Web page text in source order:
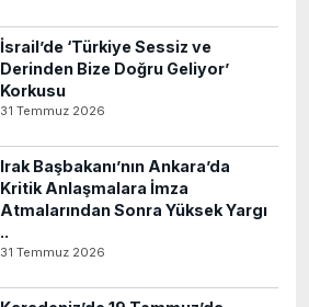
İsrail’de ‘Türkiye Sessiz ve
Derinden Bize Doğru Geliyor’
Korkusu
31 Temmuz 2026
Irak Başbakanı’nın Ankara’da
Kritik Anlaşmalara İmza
Atmalarından Sonra Yüksek Yargı
..
31 Temmuz 2026